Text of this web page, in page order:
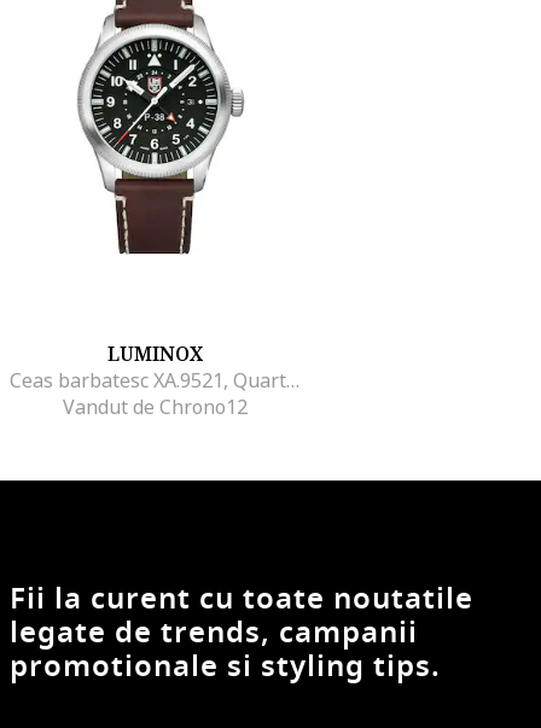
LUMINOX
Ceas barbatesc XA.9521, Quartz, 42mm, 10ATM
Vandut de Chrono12
Fii la curent cu toate noutatile
legate de trends, campanii
promotionale si styling tips.